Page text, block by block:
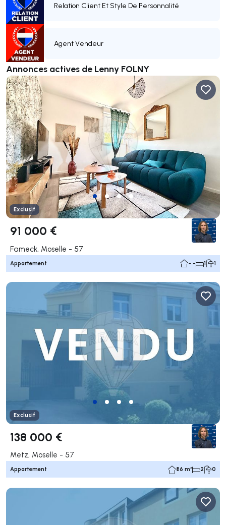
Relation Client Et Style De Personnalité
Agent Vendeur
Annonces actives de Lenny FOLNY
Exclusif
91 000 €
Fameck, Moselle - 57
Appartement - - 1 1
Exclusif
138 000 €
Metz, Moselle - 57
Appartement 86 m² 2 0